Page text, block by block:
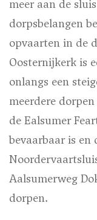
meer aan de
dorpsbelangen
opvaarten in de
Oosternijkerk is
onlangs een
meerdere
de Ealsumer
bevaarbaar is en
Aalsumerweg
dorpen.